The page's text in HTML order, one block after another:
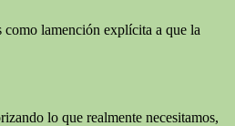
lamención explícita a que la
lo que realmente necesitamos,